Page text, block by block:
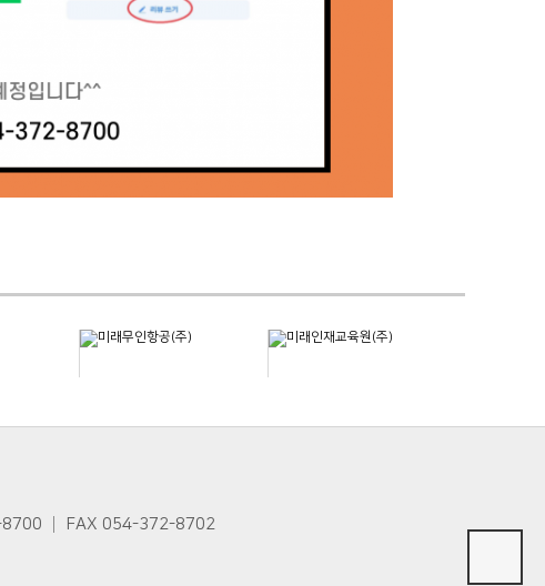
8700 │ FAX 054-372-8702